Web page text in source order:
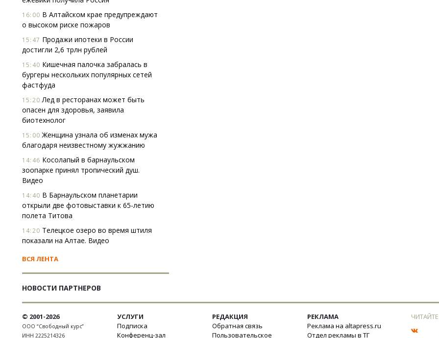
16:00 В Алтайском крае предупреждают
о высоком риске пожаров
15:47 Продажи ипотеки в России
достигли 2,6 трлн рублей
15:40 Кишечная палочка забралась в
бургеры нескольких популярных сетей
фастфуда
15:20 Лед в ресторанах может быть
опасен для здоровья, заявила
биотехнолог
15:00 Женщина узнала об изменах мужа
благодаря неизвестному жужжанию
14:46 Косолапый в барнаульском
зоопарке принял тропический душ.
Видео
14:40 В Барнаульском планетарии
открыли две фотовыставки к 65-летию
полета Титова
14:20 Телецкое озеро во время штиля
показали на Алтае. Видео
ВСЯ ЛЕНТА
НОВОСТИ ПАРТНЕРОВ
© 2001-2026
ООО “Свободный курс”
ИНН 2225214326
УСЛУГИ
Подписка
Конференц-зал
РЕДАКЦИЯ
Обратная связь
Пользовательское
РЕКЛАМА
Реклама на altapress.ru
Отдел рекламы в ТГ